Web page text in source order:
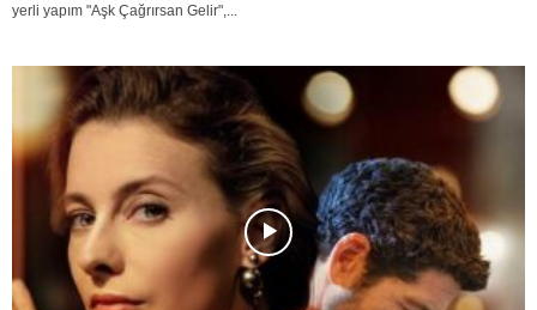
yerli yapım "Aşk Çağrırsan Gelir",...